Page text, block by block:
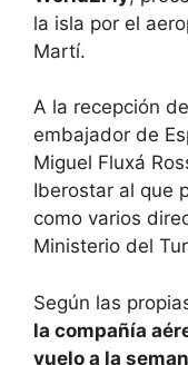
la isla por el
Martí.
A la recepción
embajador de
Miguel Fluxá
Iberostar al que
como varios
Ministerio del
Según las
la compañía
vuelo a la